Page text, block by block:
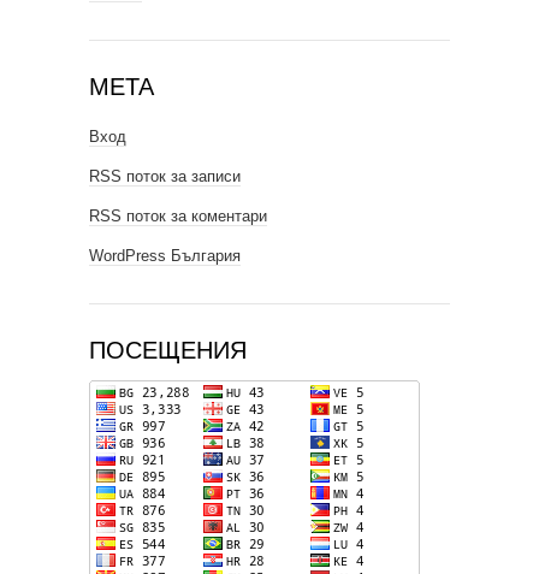
МЕТА
Вход
RSS поток за записи
RSS поток за коментари
WordPress България
ПОСЕЩЕНИЯ